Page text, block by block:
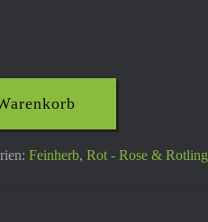
Feinherb, Rot - Rose & Rotling